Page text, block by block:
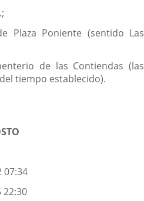
Plaza Poniente (sentido Las
de las Contiendas (las
tiempo establecido).
07:34
22:30